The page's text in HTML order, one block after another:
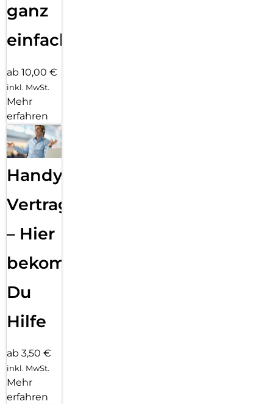
ganz
einfach
ab 10,00 €
inkl. MwSt.
Mehr
erfahren
Handy
Vertragsabwicklung
– Hier
bekommst
Du
Hilfe
ab 3,50 €
inkl. MwSt.
Mehr
erfahren